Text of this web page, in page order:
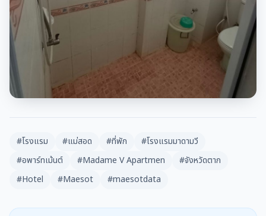
#โรงแรม #แม่สอด #ที่พัก
#โรงแรมมาดามวี
#อพาร์ทเม้นต์
#Madame V Apartmen
#จังหวัดตาก
#Hotel
#Maesot #maesotdata